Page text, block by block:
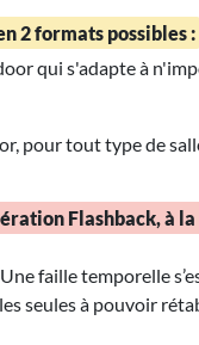
2 formats possibles :
qui s'adapte à
pour tout type de
Flashback, à
faille temporelle
seules à pouvoir